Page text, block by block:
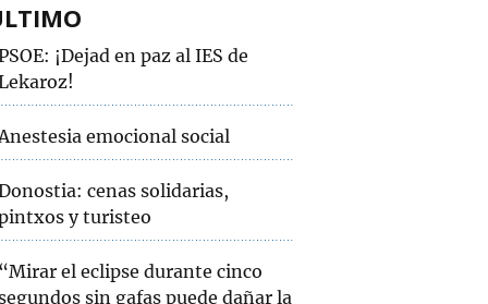
¡Dejad en paz al IES de
emocional social
cenas solidarias,
y turisteo
“Mirar el eclipse durante cinco
sin gafas puede dañar la